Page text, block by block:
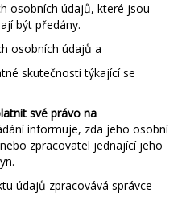
osobních údajů, které jsou
být předány.
osobních údajů a
skutečnosti týkající se
své právo na
informuje, zda jeho osobní
zpracovatel jednající jeho
údajů zpracovává správce